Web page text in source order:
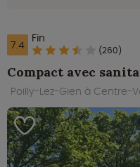
7.4 Fin
(260)
Compact avec
Poilly-Lez-Gien à Centre-